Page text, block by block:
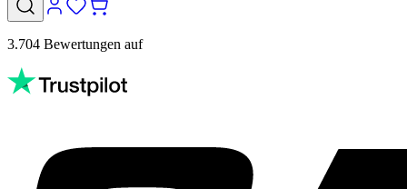
3.704 Bewertungen auf